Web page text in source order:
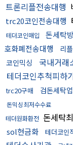
트론리플전송대행
trc20코인전송대행
테더코인매입 돈세탁
호화폐전송대행
리
코인믹싱 국내거래
테더코인추척피하
trc20구매 검돈세탁
돈믹싱최저수수료
테더원화환전 돈세탁
sol현금화 테더코인